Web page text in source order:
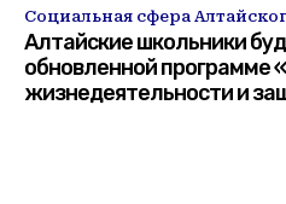
Социальная сфера
Алтайские школьники
обновленной программе
жизнедеятельности и